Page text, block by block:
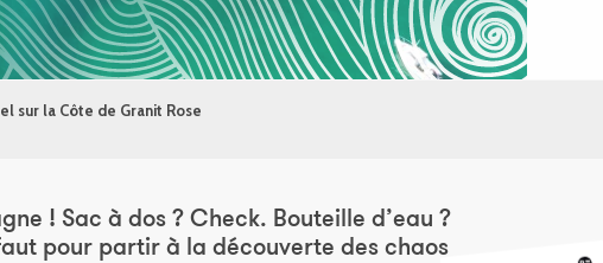
sur la Côte de Granit Rose
! Sac à dos ? Check. Bouteille d’eau ?
pour partir à la découverte des chaos